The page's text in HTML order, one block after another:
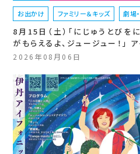
お出かけ ファミリー＆キッズ 劇場
8月15日（土）「にじゅうとびを
がもらえるよ、ジュージュー！」
2026年08月06日